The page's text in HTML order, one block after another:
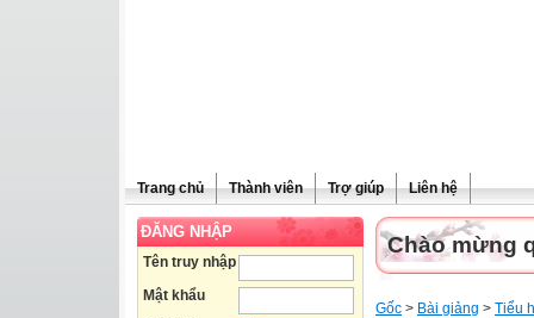
Trang chủ Thành viên Trợ giúp Liên hệ
ĐĂNG NHẬP
Tên truy nhập
Mật khẩu
Chào mừng
Gốc > Bài giảng > Tiểu